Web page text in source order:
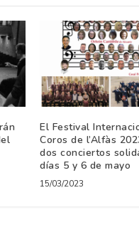
El Festival
Coros de l’Alfàs
dos conciertos
días 5 y 6 de mayo
15/03/2023